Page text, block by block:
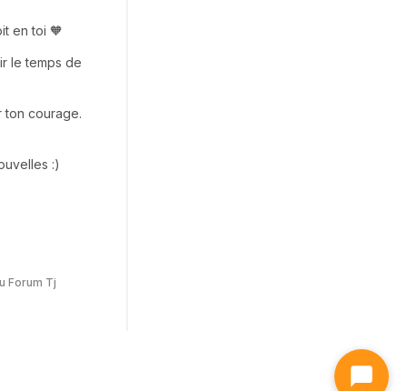
en toi 🧡
le temps de
ton courage.
:)
Forum Tj